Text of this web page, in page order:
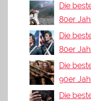
Die
80er
Die
80er
Die
90er
Die